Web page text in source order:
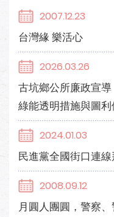
2007.12.23
台灣緣 樂活心
2026.03.26
古坑鄉公所廉政宣
綠能透明措施與圖
2024.01.03
民進黨全國街口連
2008.09.12
月圓人團圓，警察